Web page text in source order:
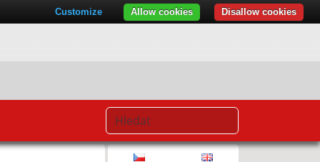
Disallow cookies
Allow cookies
Customize